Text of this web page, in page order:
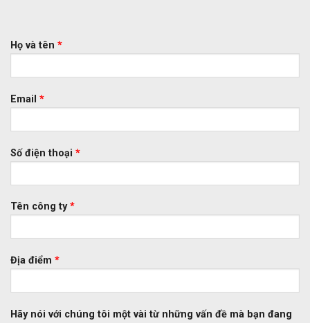
Họ và tên *
Email *
Số điện thoại *
Tên công ty*
Địa điểm *
Hãy nói với chúng tôi một vài từ những vấn đề mà bạn đang